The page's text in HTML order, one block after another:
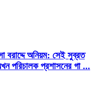
বরাদ্দে অনিয়ম: সেই সুব্রত
পরিচালক প্রশাসনের গা ...